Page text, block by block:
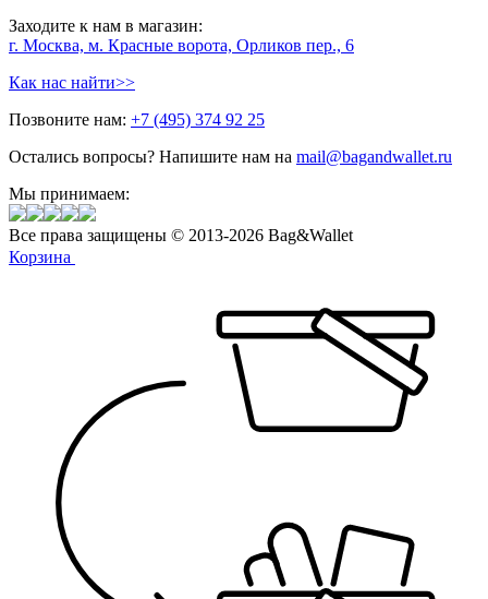
Заходите к нам в магазин:
г. Москва, м. Красные ворота, Орликов пер., 6
Как нас найти>>
Позвоните нам: +7 (495) 374 92 25
Остались вопросы? Напишите нам на mail@bagandwallet.ru
Мы принимаем:
Все права защищены © 2013-2026 Bag&Wallet
Корзина